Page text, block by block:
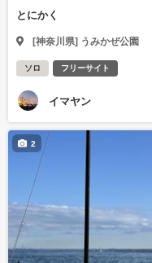
とにかく
[神奈川県] うみかぜ公園
ソロ フリーサイト
イマヤン
2